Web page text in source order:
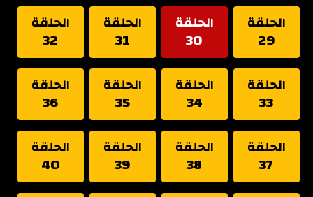
الحلقة
29
الحلقة
30
الحلقة
31
الحلقة
32
الحلقة
33
الحلقة
34
الحلقة
35
الحلقة
36
الحلقة
37
الحلقة
38
الحلقة
39
الحلقة
40